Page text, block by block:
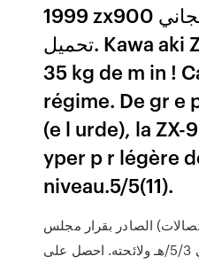
1999 zx900 دليل إصلاح مجاني
تحميل. Kawa aki ZX-9R - Fic e m -
35 kg de m in !
régime. De gr e
(e l urde), la ZX-
yper p r légère
niveau.5/5(11).
الصادر بقرار مجلس
الوزراء ذي الرقم (74) في 5/3/هـ ولائحته. احصل على